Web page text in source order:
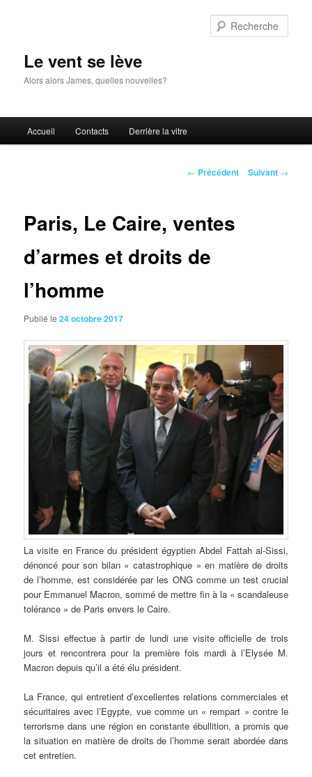
Le vent se lève
Alors alors James, quelles nouvelles?
principal
Accueil Contacts Derrière la vitre
Navigation
← Précédent Suivant →
Paris, Le Caire, ventes
d’armes et droits de
l’homme
Publié le24 octobre 2017
La visite en France du président égyptien Abdel Fattah al-Sissi,
dénoncé pour son bilan « catastrophique » en matière de droits
de l’homme, est considérée par les ONG comme un test crucial
pour Emmanuel Macron, sommé de mettre fin à la « scandaleuse
tolérance » de Paris envers le Caire.
M. Sissi effectue à partir de lundi une visite officielle de trois
jours et rencontrera pour la première fois mardi à l’Elysée M.
Macron depuis qu’il a été élu président.
La France, qui entretient d’excellentes relations commerciales et
sécuritaires avec l’Egypte, vue comme un « rempart » contre le
terrorisme dans une région en constante ébullition, a promis que
la situation en matière de droits de l’homme serait abordée dans
cet entretien.